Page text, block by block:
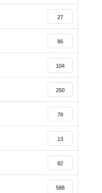
27
86
104
250
78
13
82
588